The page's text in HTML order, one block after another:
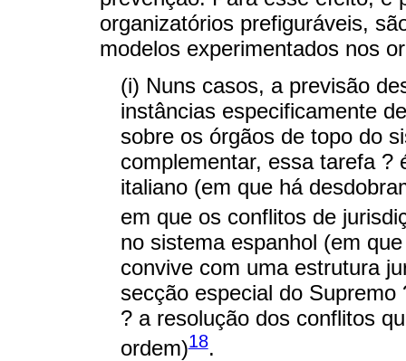
organizatórios prefiguráveis,
modelos experimentados nos
(i) Nuns casos, a previsão
instâncias especificamente
sobre os órgãos de topo do
complementar, essa tarefa ?
italiano (em que há
em que os conflitos de
no sistema espanhol (em
convive com uma estrutura
secção especial do
? a resolução dos conflitos
ordem)18.